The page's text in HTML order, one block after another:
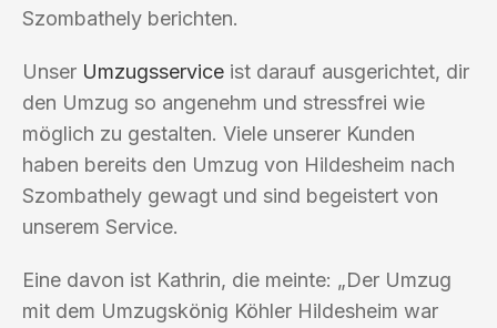
Szombathely berichten.
Unser Umzugsservice ist darauf ausgerichtet, dir
den Umzug so angenehm und stressfrei wie
möglich zu gestalten. Viele unserer Kunden
haben bereits den Umzug von Hildesheim nach
Szombathely gewagt und sind begeistert von
unserem Service.
Eine davon ist Kathrin, die meinte: „Der Umzug
mit dem Umzugskönig Köhler Hildesheim war